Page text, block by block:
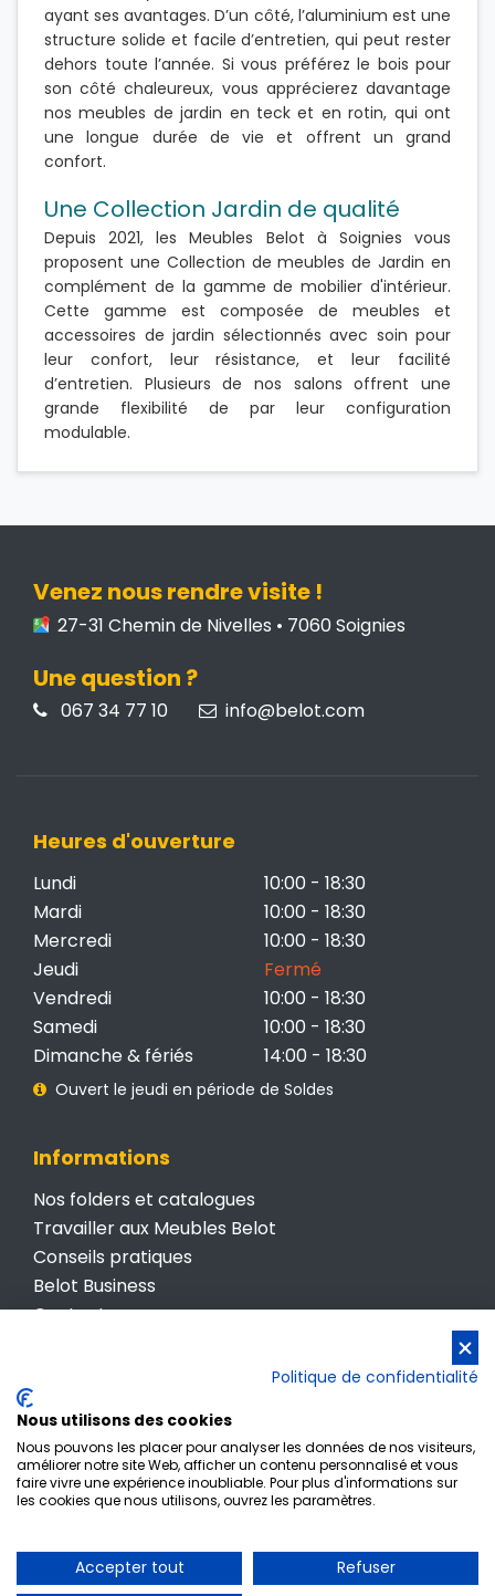
ayant ses avantages. D’un côté, l’aluminium est une
structure solide et facile d’entretien, qui peut rester
dehors toute l’année. Si vous préférez le bois pour
son côté chaleureux, vous apprécierez davantage
nos meubles de jardin en teck et en rotin, qui ont
une longue durée de vie et offrent un grand
confort.
Une Collection Jardin de qualité
Depuis 2021, les Meubles Belot à Soignies vous
proposent une Collection de meubles de Jardin en
complément de la gamme de mobilier d'intérieur.
Cette gamme est composée de meubles et
accessoires de jardin sélectionnés avec soin pour
leur confort, leur résistance, et leur facilité
d’entretien. Plusieurs de nos salons offrent une
grande flexibilité de par leur configuration
modulable.
Venez nous rendre visite !
27-31 Chemin de Nivelles • 7060 Soignies
Une question ?
067 34 77 10 info@belot.com
Heures d'ouverture
Lundi
10:00 - 18:30
Mardi
10:00 - 18:30
Mercredi
10:00 - 18:30
Jeudi
Fermé
Vendredi
10:00 - 18:30
Samedi
10:00 - 18:30
Dimanche & fériés
14:00 - 18:30
Ouvert le jeudi en période de Soldes
Informations
Nos folders et catalogues
Travailler aux Meubles Belot
Conseils pratiques
Belot Business
Contactez-nous
© Meubles Belot • TVA BE 0412 512 987
Politique de confidentialité
Nous utilisons des cookies
Nous pouvons les placer pour analyser les données de nos visiteurs,
améliorer notre site Web, afficher un contenu personnalisé et vous
faire vivre une expérience inoubliable. Pour plus d'informations sur
les cookies que nous utilisons, ouvrez les paramètres.
Accepter tout Refuser